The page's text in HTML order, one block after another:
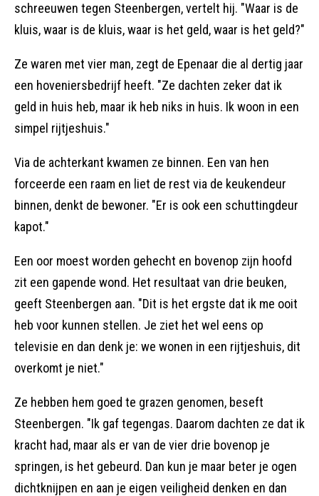
schreeuwen tegen Steenbergen, vertelt hij. "Waar is de
kluis, waar is de kluis, waar is het geld, waar is het geld?"
Ze waren met vier man, zegt de Epenaar die al dertig jaar
een hoveniersbedrijf heeft. "Ze dachten zeker dat ik
geld in huis heb, maar ik heb niks in huis. Ik woon in een
simpel rijtjeshuis."
Via de achterkant kwamen ze binnen. Een van hen
forceerde een raam en liet de rest via de keukendeur
binnen, denkt de bewoner. "Er is ook een schuttingdeur
kapot."
Een oor moest worden gehecht en bovenop zijn hoofd
zit een gapende wond. Het resultaat van drie beuken,
geeft Steenbergen aan. "Dit is het ergste dat ik me ooit
heb voor kunnen stellen. Je ziet het wel eens op
televisie en dan denk je: we wonen in een rijtjeshuis, dit
overkomt je niet."
Ze hebben hem goed te grazen genomen, beseft
Steenbergen. "Ik gaf tegengas. Daarom dachten ze dat ik
kracht had, maar als er van de vier drie bovenop je
springen, is het gebeurd. Dan kun je maar beter je ogen
dichtknijpen en aan je eigen veiligheid denken en dan